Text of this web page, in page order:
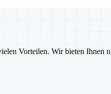
Vorteilen. Wir bieten